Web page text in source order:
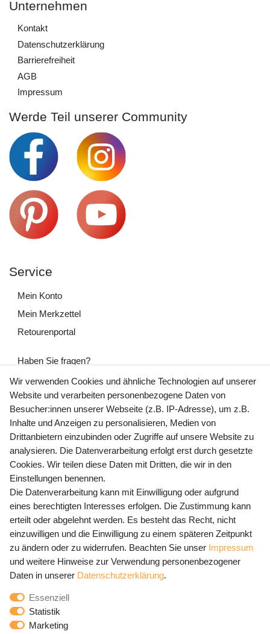
Unternehmen
Kontakt
Daten­schutz­erklärung
Barrierefreiheit
AGB
Impressum
Werde Teil unserer Community
Service
Mein Konto
Mein Merkzettel
Retourenportal
Haben Sie fragen?
+49 (0) 35243 460 400
Mo-Fr 9-15 Uhr
shop@banjado.com
Preisangaben inkl. gesetzl. MwSt. und zzgl. Service- und
Versandkosten
Newsletter Anmeldung - Keine Angebote
mehr verpassen!
E-MAIL **
Newsletter
Honig
Hiermit bestätige ich, dass ich die
gelesen habe. Meine Einwilligung kann ich jederzeit
widerrufen.**
Wir verwenden Cookies und ähnliche Technologien auf unserer
Website und verarbeiten personenbezogene Daten von
Besucher:innen unserer Webseite (z.B. IP-Adresse), um z.B.
Inhalte und Anzeigen zu personalisieren, Medien von
Drittanbietern einzubinden oder Zugriffe auf unsere Website zu
analysieren. Die Datenverarbeitung erfolgt erst durch gesetzte
Cookies. Wir teilen diese Daten mit Dritten, die wir in den
Einstellungen benennen.
Die Datenverarbeitung kann mit Einwilligung oder aufgrund
eines berechtigten Interesses erfolgen. Die Zustimmung kann
erteilt oder abgelehnt werden. Es besteht das Recht, nicht
einzuwilligen und die Einwilligung zu einem späteren Zeitpunkt
zu ändern oder zu widerrufen. Beachten Sie unser Impressum
und weitere Hinweise zur Verwendung personenbezogener
Daten in unserer Daten­schutz­erklärung.
Essenziell
Statistik
Marketing